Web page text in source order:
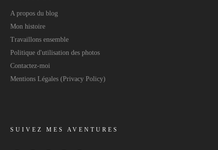
A propos du blog
Mon histoire
Travaillons ensemble
Politique d'utilisation des photos
Contactez-moi
Mentions Légales (Privacy Policy)
SUIVEZ MES AVENTURES